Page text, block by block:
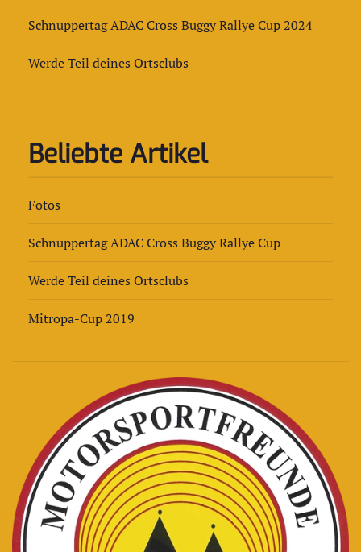
Schnuppertag ADAC Cross Buggy Rallye Cup 2024
Werde Teil deines Ortsclubs
Beliebte Artikel
Fotos
Schnuppertag ADAC Cross Buggy Rallye Cup
Werde Teil deines Ortsclubs
Mitropa-Cup 2019